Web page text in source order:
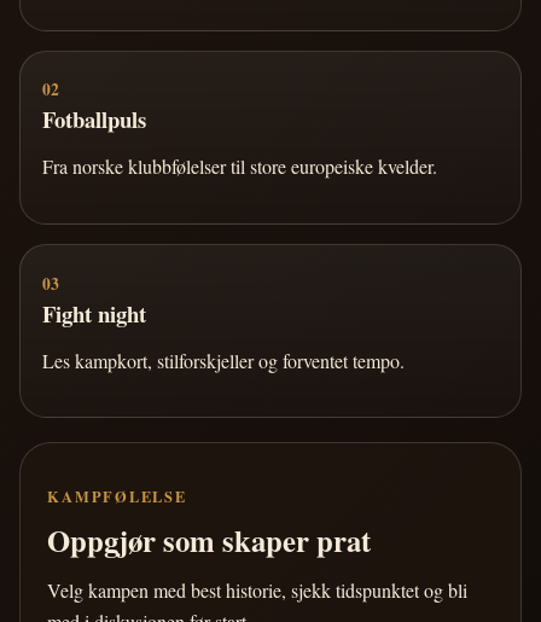
02
Fotballpuls
Fra norske klubbfølelser til store europeiske kvelder.
03
Fight night
Les kampkort, stilforskjeller og forventet tempo.
KAMPFØLELSE
Oppgjør som skaper prat
Velg kampen med best historie, sjekk tidspunktet og bli